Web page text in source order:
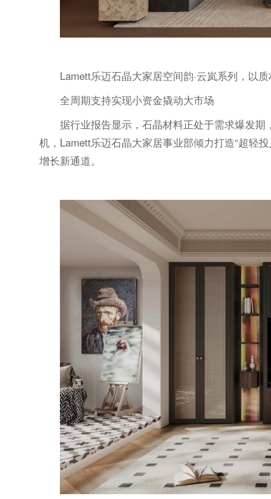
Lamett乐迈石晶大家居空间韵·云岚系列，以
全周期支持实现小资金撬动大市场
据行业报告显示，石晶材料正处于需求爆发
机，Lamett乐迈石晶大家居事业部倾力打造“超轻
增长新通道。